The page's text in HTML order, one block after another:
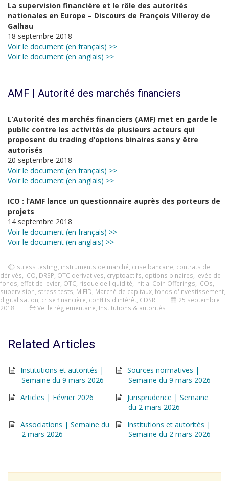
La supervision financière et le rôle des autorités
nationales en Europe – Discours de François Villeroy de
Galhau
18 septembre 2018
Voir le document (en français) >>
Voir le document (en anglais) >>
AMF | Autorité des marchés financiers
L’Autorité des marchés financiers (AMF) met en garde le
public contre les activités de plusieurs acteurs qui
proposent du trading d’options binaires sans y être
autorisés
20 septembre 2018
Voir le document (en français) >>
Voir le document (en anglais) >>
ICO : l’AMF lance un questionnaire auprès des porteurs de
projets
14 septembre 2018
Voir le document (en français) >>
Voir le document (en anglais) >>
stress testing instruments de marché crise bancaire contrats de
dérivés ICO DRSP OTC derivatives cryptoactifs options binaires levée de
fonds effet de levier OTC risque de liquidité Initial Coin Offerings ICOs
supervision stress tests MIFID Marché de capitaux fonds d'investissement
digitalisation crise financière conflits d'intérêt CDSR
25 septembre
2018
Veille réglementaire Institutions & autorités
Related Articles
Institutions et autorités |
Semaine du 9 mars 2026
Sources normatives |
Semaine du 9 mars 2026
Articles | Février 2026
Jurisprudence | Semaine
du 2 mars 2026
Associations | Semaine du
2 mars 2026
Institutions et autorités |
Semaine du 2 mars 2026